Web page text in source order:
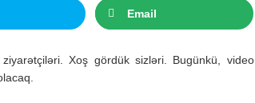
Email
ziyarətçiləri. Xoş gördük sizləri. Bugünkü, video